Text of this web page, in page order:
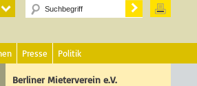
Presse Politik
Berliner Mieterverein e.V.